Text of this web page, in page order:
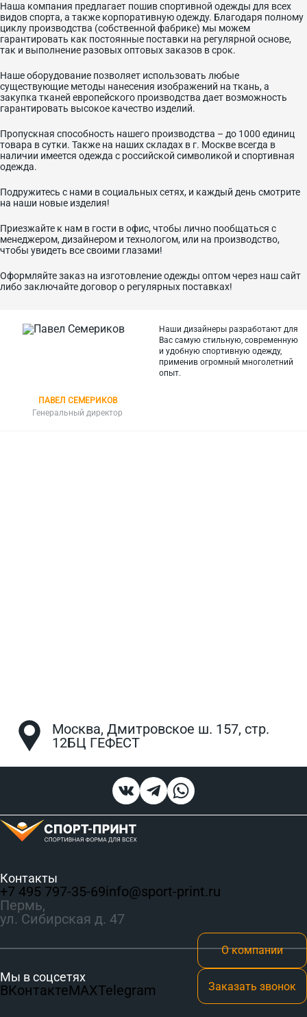
Наша компания предлагает пошив спортивной одежды для всех
видов спорта, а также корпоративную одежду. Благодаря полному
циклу производства (собственной фабрике) мы можем
гарантировать как постоянные поставки на регулярной основе,
так и выполнение разовых оптовых заказов в срок.
Наше оборудование позволяет использовать любые
существующие методы нанесения изображений на ткань, а
закупка тканей европейского производства дает возможность
гарантировать высокое качество изделий.
Пропускная способность нашего производства – до 1000 единиц
товара в сутки. Также на наших складах в г. Москве всегда в
наличии имеется одежда с российской символикой и спортивная
одежда.
Подружитесь с нами в социальных сетях, и каждый день смотрите
на наши новые изделия!
Приезжайте к нам в гости в офис, чтобы лично пообщаться с
менеджером, дизайнером и технологом, или на производство,
чтобы увидеть все своими глазами!
Оформляйте заказ на изготовление одежды оптом через наш сайт
либо заключайте договор о регулярных поставках!
ПАВЕЛ СЕМЕРИКОВ
Генеральный директор
Наши дизайнеры разработают для
Вас самую стильную, современную
и удобную спортивную одежду,
применив огромный многолетний
опыт.
Москва, Дмитровское ш. 157, стр.
12БЦ ГЕФЕСТ
Контакты
+7 495 797‑35-69info@sport-print.ru
Пермь,
ул. Сибирская д. 47
Мы в соцсетях
ВКонтактеMAXTelegram
О компании
Заказать звонок